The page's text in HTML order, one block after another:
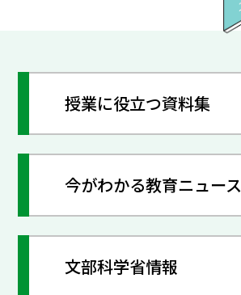
授業に役立つ資料集
今がわかる教育ニュース
文部科学省情報